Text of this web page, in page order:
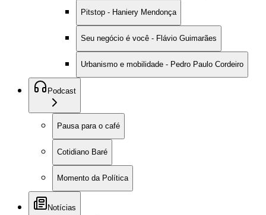
Pitstop - Haniery Mendonça
Seu negócio é você - Flávio Guimarães
Urbanismo e mobilidade - Pedro Paulo Cordeiro
Podcast
Pausa para o café
Cotidiano Baré
Momento da Política
Notícias